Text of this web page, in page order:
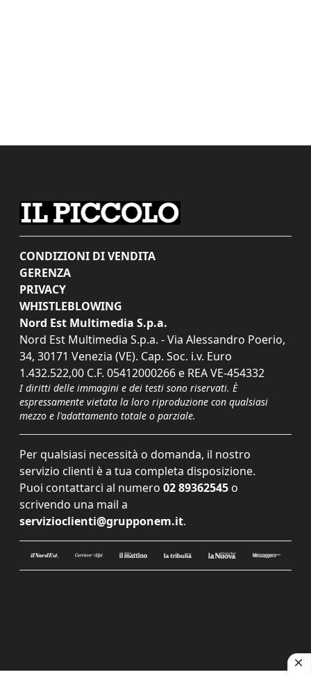
CONDIZIONI DI VENDITA
GERENZA
PRIVACY
WHISTLEBLOWING
Nord Est Multimedia S.p.a.
Nord Est Multimedia S.p.a. - Via Alessandro Poerio,
34, 30171 Venezia (VE). Cap. Soc. i.v. Euro
1.432.522,00 C.F. 05412000266 e REA VE-454332
I diritti delle immagini e dei testi sono riservati. È
espressamente vietata la loro riproduzione con qualsiasi
mezzo e l'adattamento totale o parziale.
Per qualsiasi necessità o domanda, il nostro
servizio clienti è a tua completa disposizione.
Puoi contattarci al numero 02 89362545 o
scrivendo una mail a
servizioclienti@grupponem.it.